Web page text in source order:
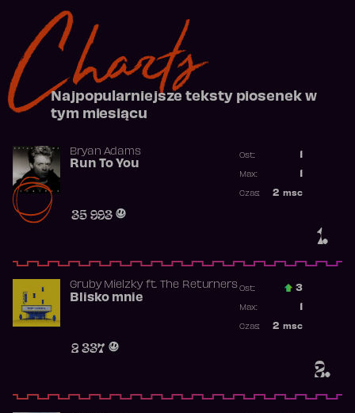
Charts
Najpopularniejsze teksty piosenek w
tym miesiącu
1.
Bryan Adams
Run To You
35 993
Ost.:
Max:
2 msc
Czas:
2.
Gruby Mielzkyft. The Returners
Blisko mnie
2 337
Ost.: 3
Max:
2 msc
Czas: